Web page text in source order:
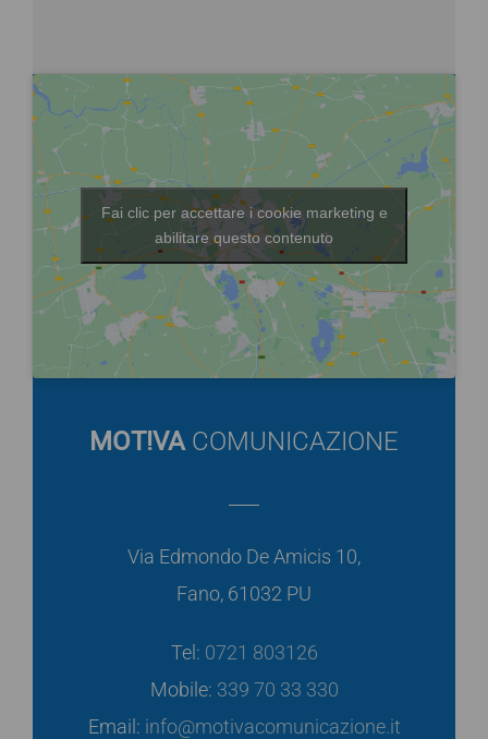
Fai clic per accettare i cookie marketing e
abilitare questo contenuto
MOT!VA COMUNICAZIONE
Via Edmondo De Amicis 10,
Fano, 61032 PU
Tel: 0721 803126
Mobile: 339 70 33 330
Email: info@motivacomunicazione.it